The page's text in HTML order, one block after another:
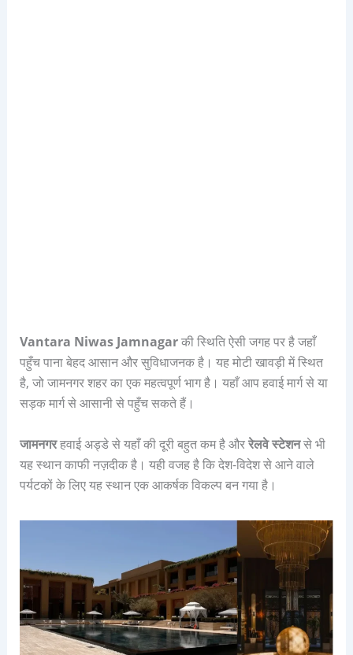
Vantara Niwas Jamnagarकी स्थिति ऐसी जगह पर है जहाँ
पहुँच पाना बेहद आसान और सुविधाजनक है। यह मोटी खावड़ी में स्थित
है, जो जामनगर शहर का एक महत्वपूर्ण भाग है। यहाँ आप हवाई मार्ग से या
सड़क मार्ग से आसानी से पहुँच सकते हैं।
जामनगरहवाई अड्डे से यहाँ की दूरी बहुत कम है औररेलवे स्टेशनसे भी
यह स्थान काफी नज़दीक है। यही वजह है कि देश-विदेश से आने वाले
पर्यटकों के लिए यह स्थान एक आकर्षक विकल्प बन गया है।